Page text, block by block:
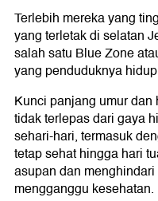
5. Permen
6. Minuman
Terlebih mereka yang
yang terletak di selatan
salah satu Blue Zone
yang penduduknya
Kunci panjang umur
tidak terlepas dari gaya
sehari-hari, termasuk
tetap sehat hingga hari
asupan dan
mengganggu kesehatan.